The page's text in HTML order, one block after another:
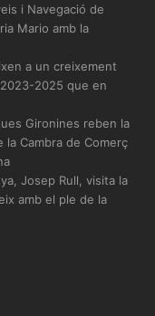
i Navegació de
Mario amb la
a un creixement
2025 que en
Gironines reben la
Cambra de Comerç
Josep Rull, visita la
amb el ple de la